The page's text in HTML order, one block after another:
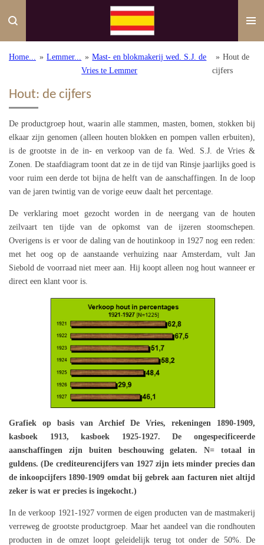
direct
de
Home... » Lemmer... » Mast- en blokmakerij wed. S.J. de
Vries te Lemmer
» Hout de
cijfers
Hout: de cijfers
De productgroep hout, waarin alle stammen, masten, bomen, stokken bij
elkaar zijn genomen (alleen houten blokken en pompen vallen erbuiten),
is de grootste in de in- en verkoop van de fa. Wed. S.J. de Vries &
Zonen. De staafdiagram toont dat ze in de tijd van Rinsje jaarlijks goed is
voor ruim een derde tot bijna de helft van de aanschaffingen. In de loop
van de jaren twintig van de vorige eeuw daalt het percentage.
De verklaring moet gezocht worden in de neergang van de houten
zeilvaart ten tijde van de opkomst van de ijzeren stoomschepen.
Overigens is er voor de daling van de houtinkoop in 1927 nog een reden:
met het oog op de aanstaande verhuizing naar Amsterdam, vult Jan
Siebold de voorraad niet meer aan. Hij koopt alleen nog hout wanneer er
direct een klant voor is.
Grafiek op basis van Archief De Vries, rekeningen 1890-1909,
kasboek 1913, kasboek 1925-1927. De ongespecificeerde
aanschaffingen zijn buiten beschouwing gelaten. N= totaal in
guldens. (De crediteurencijfers van 1927 zijn iets minder precies dan
de inkoopcijfers 1890-1909 omdat bij gebrek aan facturen niet altijd
zeker is wat er precies is ingekocht.)
In de verkoop 1921-1927 vormen de eigen producten van de mastmakerij
verreweg de grootste productgroep. Maar het aandeel van die rondhouten
producten in de omzet loopt geleidelijk terug tot onder de 50%. De